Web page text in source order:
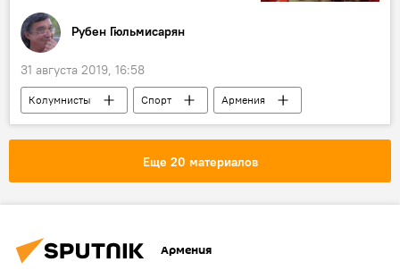
Рубен Гюльмисарян
31 августа 2019, 16:58
Колумнисты Спорт
Армения
"Арарат-Армения"
Еще 20 материалов
Армения